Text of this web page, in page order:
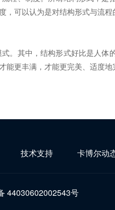
可以认为是对结构形式与流
。其中，结构形式好比是人
更丰满，才能更完美、适度地
技术支持 卡博尔动
44030602002543号